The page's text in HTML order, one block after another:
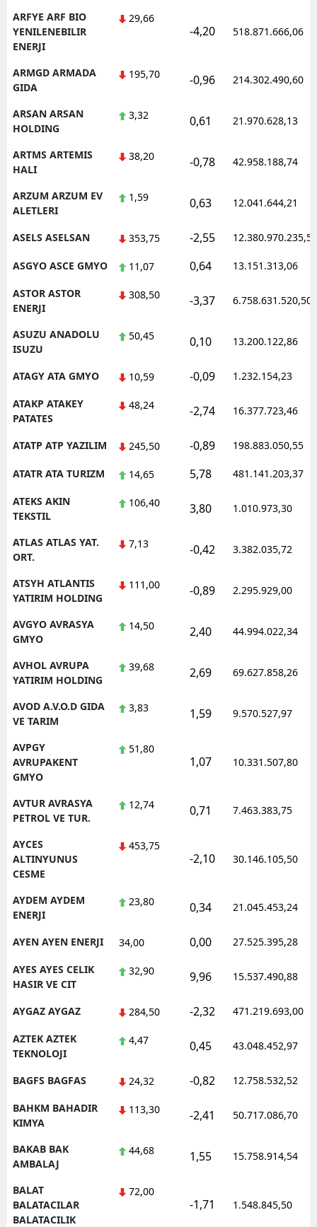
ARFYE ARF BIO
YENILENEBILIR
ENERJI
29,66
-4,20 518.871.666,06
ARMGD ARMADA
GIDA
195,70 -0,96 214.302.490,60
ARSAN ARSAN
HOLDING
3,32 0,61 21.970.628,13
ARTMS ARTEMIS
HALI
38,20 -0,78 42.958.188,74
ARZUM ARZUM EV
ALETLERI
1,59 0,63 12.041.644,21
ASELS ASELSAN 353,75 -2,55 12.380.970.235,50
ASGYO ASCE GMYO 11,07 0,64 13.151.313,06
ASTOR ASTOR
ENERJI
308,50 -3,37 6.758.631.520,50
ASUZU ANADOLU
ISUZU
50,45 0,10 13.200.122,86
ATAGY ATA GMYO 10,59 -0,09 1.232.154,23
ATAKP ATAKEY
PATATES
48,24 -2,74 16.377.723,46
ATATP ATP YAZILIM 245,50 -0,89 198.883.050,55
ATATR ATA TURIZM 14,65 5,78 481.141.203,37
ATEKS AKIN
TEKSTIL
106,40 3,80 1.010.973,30
ATLAS ATLAS YAT.
ORT.
7,13 -0,42 3.382.035,72
ATSYH ATLANTIS
YATIRIM HOLDING
111,00 -0,89 2.295.929,00
AVGYO AVRASYA
GMYO
14,50 2,40 44.994.022,34
AVHOL AVRUPA
YATIRIM HOLDING
39,68 2,69 69.627.858,26
AVOD A.V.O.D GIDA
VE TARIM
3,83 1,59 9.570.527,97
AVPGY
AVRUPAKENT
GMYO
51,80
1,07 10.331.507,80
AVTUR AVRASYA
PETROL VE TUR.
12,74 0,71 7.463.383,75
AYCES
ALTINYUNUS
CESME
453,75
-2,10 30.146.105,50
AYDEM AYDEM
ENERJI
23,80 0,34 21.045.453,24
AYEN AYEN ENERJI 34,00 0,00 27.525.395,28
AYES AYES CELIK
HASIR VE CIT
32,90 9,96 15.537.490,88
AYGAZ AYGAZ 284,50 -2,32 471.219.693,00
AZTEK AZTEK
TEKNOLOJI
4,47 0,45 43.048.452,97
BAGFS BAGFAS 24,32 -0,82 12.758.532,52
BAHKM BAHADIR
KIMYA
113,30 -2,41 50.717.086,70
BAKAB BAK
AMBALAJ
44,68 1,55 15.758.914,54
BALAT
BALATACILAR
BALATACILIK
72,00
-1,71 1.548.845,50